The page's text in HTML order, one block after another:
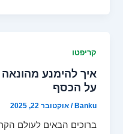
קריפטו
איך להימנע
על הכסף
Banku
/אוקטובר 22, 2025
ברוכים הבאים לעולם